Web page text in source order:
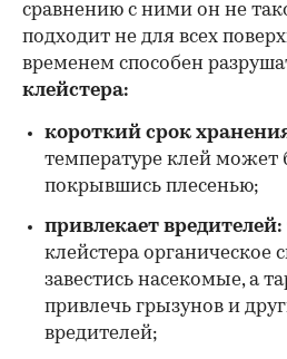
сравнению с ними он не
подходит не для всех
временем способен
клейстера:
короткий срок
температуре клей может
покрывшись плесенью;
привлекает вредителей:
клейстера органическое
завестись насекомые, а
привлечь грызунов и
вредителей;